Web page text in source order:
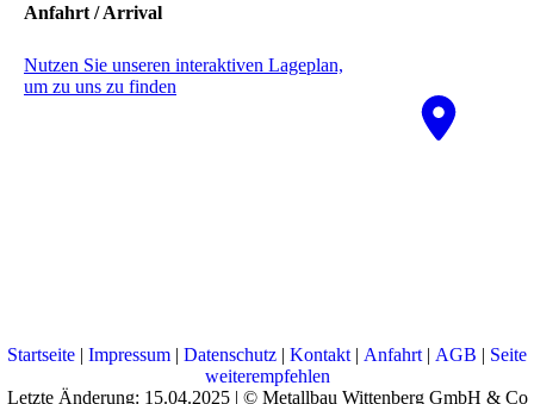
Anfahrt / Arrival
Nutzen Sie unseren interaktiven La­ge­plan,
um zu uns zu finden
Startseite | Impressum | Datenschutz | Kontakt | Anfahrt | AGB | Seite
weiterempfehlen
Letzte Änderung: 15.04.2025 | © Metallbau Wittenberg GmbH & Co